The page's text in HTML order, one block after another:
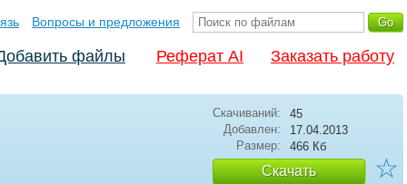
Вопросы и предложения
файлы Реферат AI Заказать работу
Скачиваний:
45
Добавлен:
17.04.2013
Размер:
466 Кб
Скачать ☆